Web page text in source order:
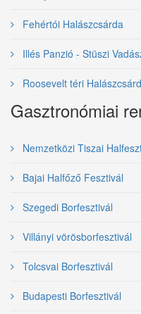
Fehértói Halászcsárda
Illés Panzió - Stüszi
Roosevelt téri
Gasztronómiai
Nemzetközi Tiszai
Bajai Halfőző Fesztivál
Szegedi Borfesztivál
Villányi vörösborfesztivál
Tolcsvai Borfesztivál
Budapesti Borfesztivál